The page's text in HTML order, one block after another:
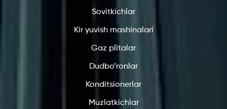
Sovitkichlar
Kir yuvish mashinalari
Gaz plitalar
Dudbo’ronlar
Konditsionerlar
Muzlatkichlar